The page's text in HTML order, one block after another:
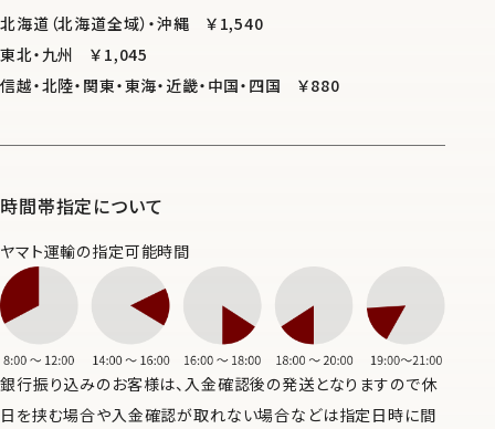
北海道（北海道全域）・沖縄 ￥1,540
東北・九州 ￥1,045
信越・北陸・関東・東海・近畿・中国・四国 ￥880
時間帯指定について
ヤマト運輸の指定可能時間
銀行振り込みのお客様は、入金確認後の発送となりますので休
日を挟む場合や入金確認が取れない場合などは指定日時に間